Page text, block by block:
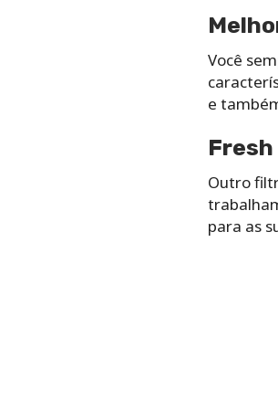
Você
e
Fresh
Outro
para as